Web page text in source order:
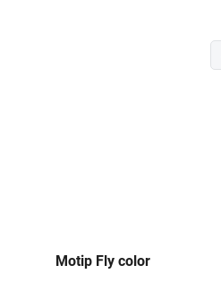
Motip Fly color